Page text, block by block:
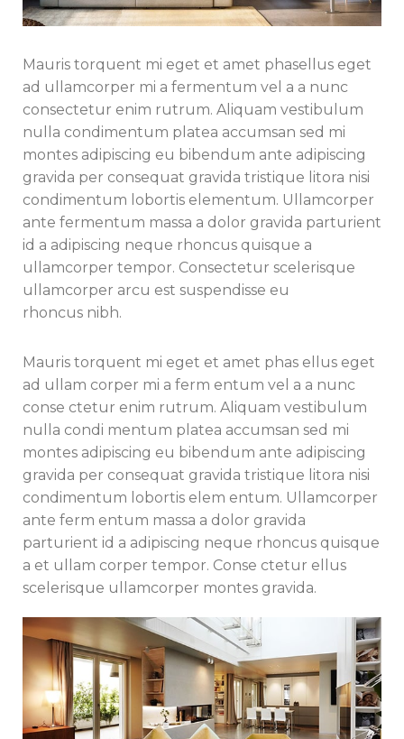
Mauris torquent mi eget et amet phasellus eget
ad ullamcorper mi a fermentum vel a a nunc
consectetur enim rutrum. Aliquam vestibulum
nulla condimentum platea accumsan sed mi
montes adipiscing eu bibendum ante adipiscing
gravida per consequat gravida tristique litora nisi
condimentum lobortis elementum. Ullamcorper
ante fermentum massa a dolor gravida parturient
id a adipiscing neque rhoncus quisque a
ullamcorper tempor. Consectetur scelerisque
ullamcorper arcu est suspendisse eu
rhoncus nibh.
Mauris torquent mi eget et amet phas ellus eget
ad ullam corper mi a ferm entum vel a a nunc
conse ctetur enim rutrum. Aliquam vestibulum
nulla condi mentum platea accumsan sed mi
montes adipiscing eu bibendum ante adipiscing
gravida per consequat gravida tristique litora nisi
condimentum lobortis elem entum. Ullamcorper
ante ferm entum massa a dolor gravida
parturient id a adipiscing neque rhoncus quisque
a et ullam corper tempor. Conse ctetur ellus
scelerisque ullamcorper montes gravida.